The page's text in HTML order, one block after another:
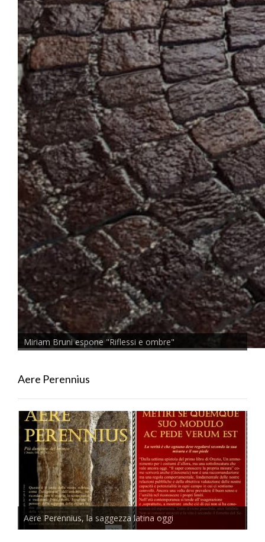
Miriam Bruni espone "Riflessi e ombre"
Aere Perennius
Aere Perennius, la saggezza latina oggi